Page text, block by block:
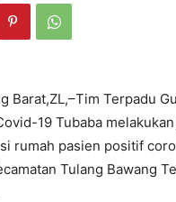
Barat,ZL,–Tim Terpadu
19 Tubaba
rumah pasien positif
Tulang Bawang